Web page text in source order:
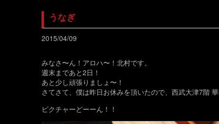
うなぎ
2015/04/09
みなさ〜ん！アロハ〜！北村です。
週末まであと2日！
あと少し頑張りましょ〜！
さてさて、僕は昨日お休みを頂いたので、西武大津7階
ピクチャーどーーん！！